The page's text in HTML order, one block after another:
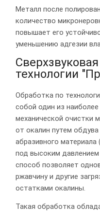
Металл после
количество
повышает его
уменьшению адгезии
технологии
Обработка по
собой один из
механической очистки
от окалин путем обдува
абразивного
под высоким
способ позволяет
ржавчину и другие
остатками окалины.
Такая обработка